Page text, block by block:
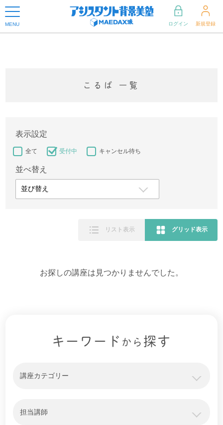
MENU ログイン 新規登録
こるば 一覧
表示設定
全て 受付中 キャンセル待ち
並べ替え
リスト表示 グリッド表示
お探しの講座は見つかりませんでした。
キーワード から 探す
講座カテゴリー
担当講師